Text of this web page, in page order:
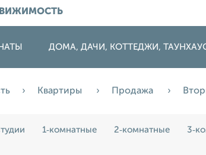
ДОМА, ДАЧИ, КОТТЕДЖИ,
Квартиры Продажа
1‑комнатные 2‑комнатные